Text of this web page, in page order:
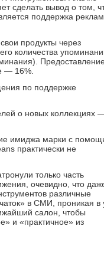
сделать вывод о том,
поддержка
продукты через
количества
— 16%.
по поддержке
о новых коллекциях
имиджа марки с
практически не
только часть
очевидно, что
различные
в СМИ, проникая
салон, чтобы
и «практичное» из